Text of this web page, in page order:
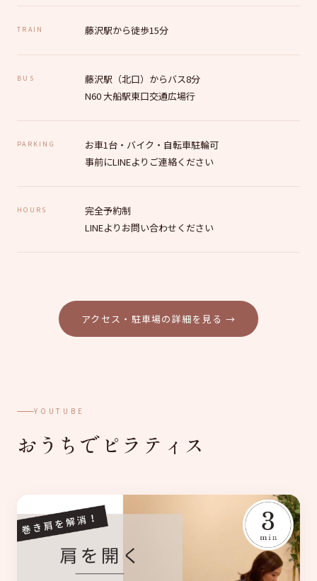
TRAIN 藤沢駅から徒歩15分
BUS
藤沢駅（北口）からバス8分
N60 大船駅東口交通広場行
PARKING
お車1台・バイク・自転車駐輪可
事前にLINEよりご連絡ください
HOURS
完全予約制
LINEよりお問い合わせください
アクセス・駐車場の詳細を見る →
YOUTUBE
おうちでピラティス